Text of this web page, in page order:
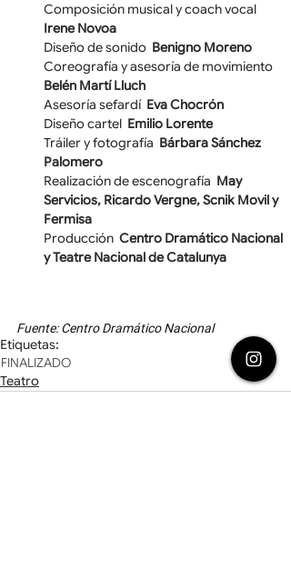
Composición musical y coach vocal
Irene Novoa
Diseño de sonido Benigno Moreno
Coreografía y asesoría de movimiento
Belén Martí Lluch
Asesoría sefardí Eva Chocrón
Diseño cartel Emilio Lorente
Tráiler y fotografía Bárbara Sánchez
Palomero
Realización de escenografía May
Servicios, Ricardo Vergne, Scnik Movil y
Fermisa
Producción Centro Dramático Nacional
y Teatre Nacional de Catalunya
Fuente: Centro Dramático Nacional
Etiquetas:
FINALIZADO
Teatro